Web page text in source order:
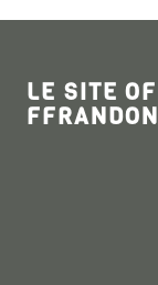
LE SITE